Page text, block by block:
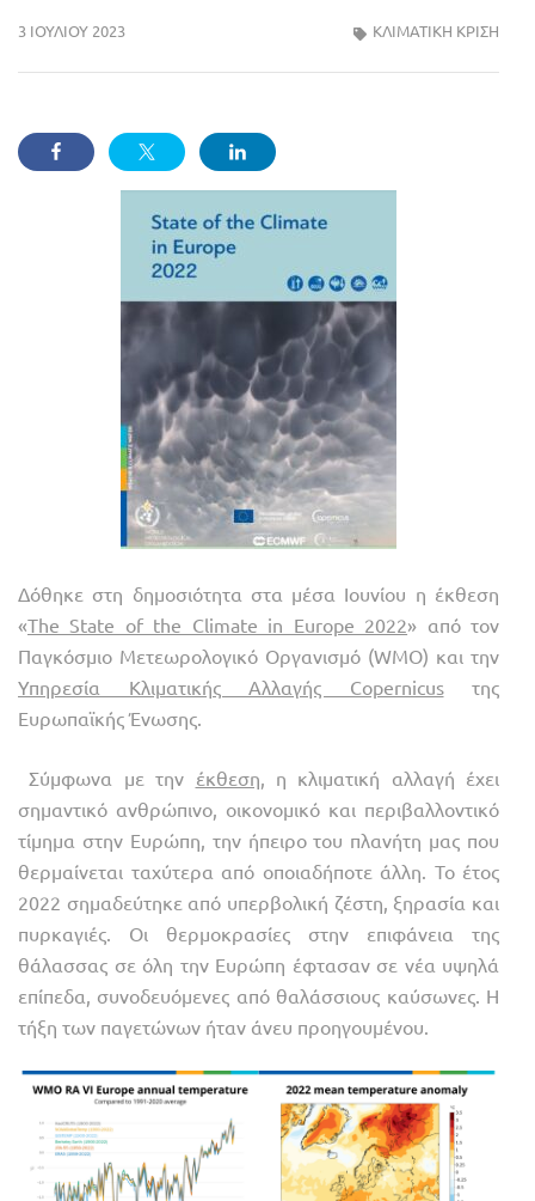
3 ΙΟΥΛΊΟΥ 2023 ΚΛΙΜΑΤΙΚΗ ΚΡΙΣΗ
Δόθηκε στη δημοσιότητα στα μέσα Ιουνίου η έκθεση
«The State of the Climate in Europe 2022» από τον
Παγκόσμιο Μετεωρολογικό Οργανισμό (WMO) και την
Υπηρεσία Κλιματικής Αλλαγής Copernicusτης
Ευρωπαϊκής Ένωσης.
Σύμφωνα με την έκθεση, η κλιματική αλλαγή έχει
σημαντικό ανθρώπινο, οικονομικό και περιβαλλοντικό
τίμημα στην Ευρώπη, την ήπειρο του πλανήτη μας που
θερμαίνεται ταχύτερα από οποιαδήποτε άλλη. Το έτος
2022 σημαδεύτηκε από υπερβολική ζέστη, ξηρασία και
πυρκαγιές. Οι θερμοκρασίες στην επιφάνεια της
θάλασσας σε όλη την Ευρώπη έφτασαν σε νέα υψηλά
επίπεδα, συνοδευόμενες από θαλάσσιους καύσωνες. Η
τήξη των παγετώνων ήταν άνευ προηγουμένου.